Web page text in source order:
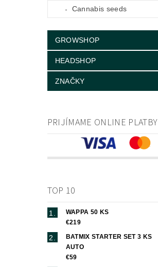
Cannabis seeds
GROWSHOP
HEADSHOP
ZNAČKY
PRIJÍMAME ONLINE PLATBY
TOP 10
WAPPA 50 KS
€219
BATMIX STARTER SET 3 KS
AUTO
€59